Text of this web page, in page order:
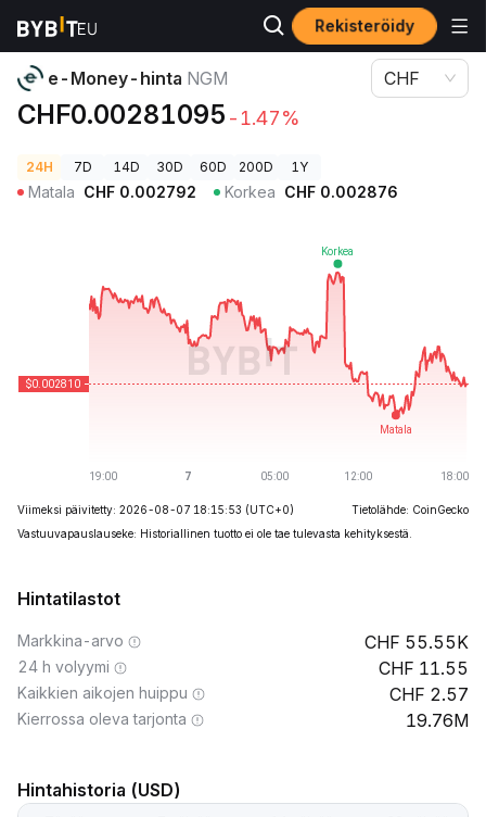
Rekisteröidy
Kryptohinnat
e-Money-hinta NGM
CHF0.00281095 -1.47%
CHF
24H 7D 14D 30D 60D 200D 1Y
Matala CHF 0.002792 Korkea CHF 0.002876
Viimeksi päivitetty: 2026-08-07 18:15:53 (UTC+0)
Tietolähde: CoinGecko
Vastuuvapauslauseke: Historiallinen tuotto ei ole tae tulevasta kehityksestä.
Hintatilastot
Markkina-arvo 55.55K
24 h volyymi 11.55
Kaikkien aikojen huippu 2.57
Kierrossa oleva tarjonta 19.76M
Hintahistoria (USD)